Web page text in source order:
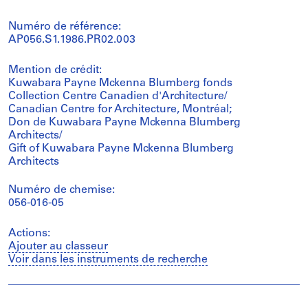
Numéro de référence:
AP056.S1.1986.PR02.003
Mention de crédit:
Kuwabara Payne Mckenna Blumberg fonds
Collection Centre Canadien d'Architecture/
Canadian Centre for Architecture, Montréal;
Don de Kuwabara Payne Mckenna Blumberg
Architects/
Gift of Kuwabara Payne Mckenna Blumberg
Architects
Numéro de chemise:
056-016-05
Actions:
Ajouter au classeur
Voir dans les instruments de recherche